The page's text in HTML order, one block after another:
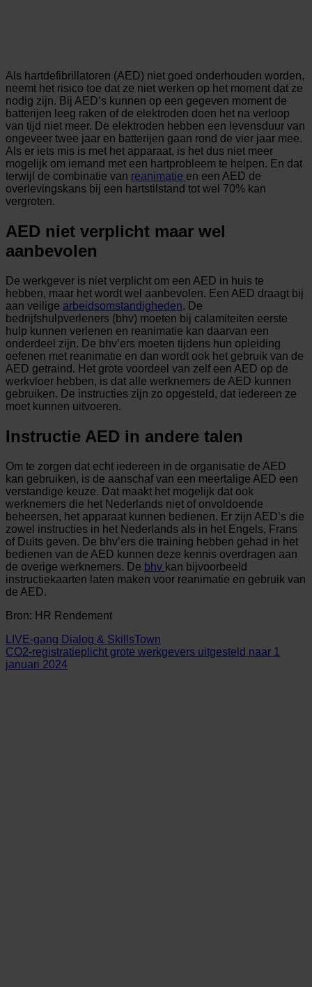
Als hartdefibrillatoren (AED) niet goed onderhouden worden,
neemt het risico toe dat ze niet werken op het moment dat ze
nodig zijn. Bij AED’s kunnen op een gegeven moment de
batterijen leeg raken of de elektroden doen het na verloop
van tijd niet meer. De elektroden hebben een levensduur van
ongeveer twee jaar en batterijen gaan rond de vier jaar mee.
Als er iets mis is met het apparaat, is het dus niet meer
mogelijk om iemand met een hartprobleem te helpen. En dat
terwijl de combinatie van reanimatie en een AED de
overlevingskans bij een hartstilstand tot wel 70% kan
vergroten.
AED niet verplicht maar wel
aanbevolen
De werkgever is niet verplicht om een AED in huis te
hebben, maar het wordt wel aanbevolen. Een AED draagt bij
aan veilige arbeidsomstandigheden. De
bedrijfshulpverleners (bhv) moeten bij calamiteiten eerste
hulp kunnen verlenen en reanimatie kan daarvan een
onderdeel zijn. De bhv’ers moeten tijdens hun opleiding
oefenen met reanimatie en dan wordt ook het gebruik van de
AED getraind. Het grote voordeel van zelf een AED op de
werkvloer hebben, is dat alle werknemers de AED kunnen
gebruiken. De instructies zijn zo opgesteld, dat iedereen ze
moet kunnen uitvoeren.
Instructie AED in andere talen
Om te zorgen dat echt iedereen in de organisatie de AED
kan gebruiken, is de aanschaf van een meertalige AED een
verstandige keuze. Dat maakt het mogelijk dat ook
werknemers die het Nederlands niet of onvoldoende
beheersen, het apparaat kunnen bedienen. Er zijn AED’s die
zowel instructies in het Nederlands als in het Engels, Frans
of Duits geven. De bhv’ers die training hebben gehad in het
bedienen van de AED kunnen deze kennis overdragen aan
de overige werknemers. De bhv kan bijvoorbeeld
instructiekaarten laten maken voor reanimatie en gebruik van
de AED.
Bron: HR Rendement
LIVE-gang Dialog & SkillsTown
CO2-registratieplicht grote werkgevers uitgesteld naar 1
januari 2024